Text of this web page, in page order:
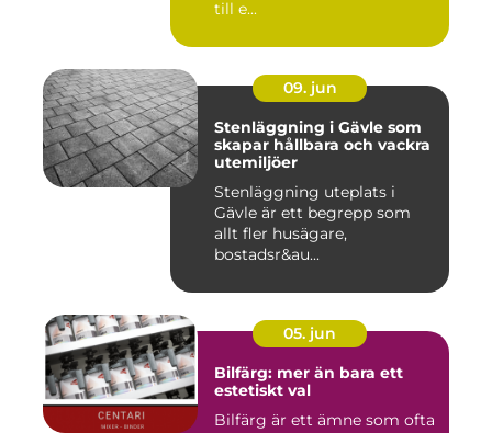
till e...
09. jun
Stenläggning i Gävle som
skapar hållbara och vackra
utemiljöer
Stenläggning uteplats i
Gävle är ett begrepp som
allt fler husägare,
bostadsr&au...
05. jun
Bilfärg: mer än bara ett
estetiskt val
Bilfärg är ett ämne som ofta